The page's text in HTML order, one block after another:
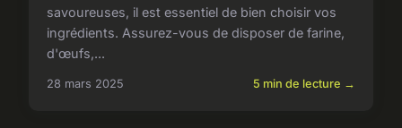
savoureuses, il est essentiel de bien choisir vos
ingrédients. Assurez-vous de disposer de farine,
d'œufs,...
28 mars 2025 5 min de lecture →